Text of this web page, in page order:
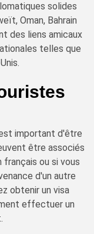
solides
Oman, Bahrain
des liens amicaux
telles que
important d'être
être associés
ou si vous
d'un autre
obtenir un visa
effectuer un